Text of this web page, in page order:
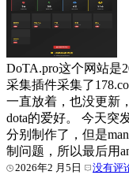
DoTA.pro这个网站是
采集插件采集了
一直放着，也没更新
dota的爱好。 今天突
分别制作了，但是
制问题，所以最后用
2026年2 月5日 没有评